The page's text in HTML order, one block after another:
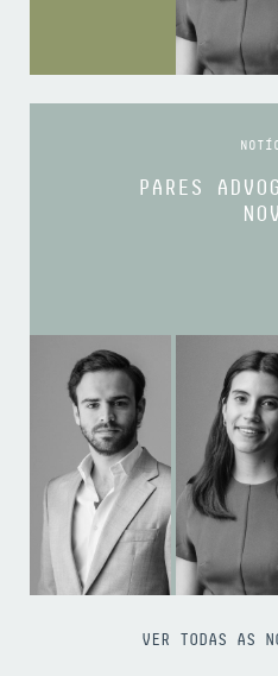
PARES
VER TODAS AS